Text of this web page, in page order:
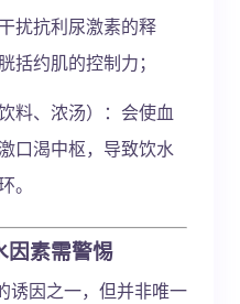
扰抗利尿激素的释
括约肌的控制力；
饮料、浓汤）：会使血
口渴中枢，导致饮水
。
因素需警惕
诱因之一，但并非唯一